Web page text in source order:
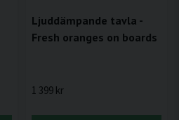
Ljuddämpande tavla -
Fresh oranges on boards
1 399 kr